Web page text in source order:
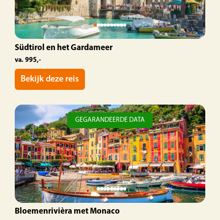
Südtirol en het Gardameer
va. 995,-
Bekijk deze reis
GEGARANDEERDE DATA
Bloemenrivièra met Monaco